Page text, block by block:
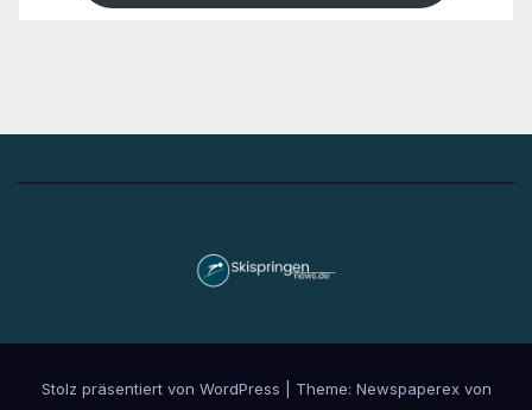
Stolz präsentiert von WordPress Theme: Newspaperex von